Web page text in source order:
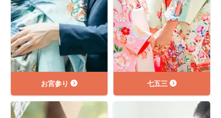
お宮参り 七五三